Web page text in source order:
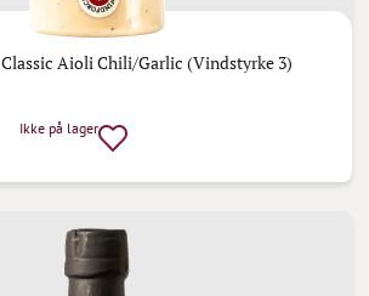
Classic Aioli Chili/Garlic (Vindstyrke 3)
Ikke på lager